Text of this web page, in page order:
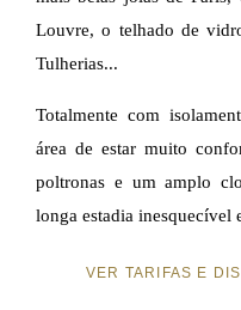
Louvre, o telhado de
Tulherias...
Totalmente com
área de estar muito
poltronas e um amplo
longa estadia inesquecível
VER TARIFAS E